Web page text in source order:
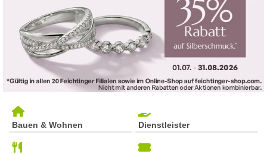
Bauen & Wohnen Dienstleister